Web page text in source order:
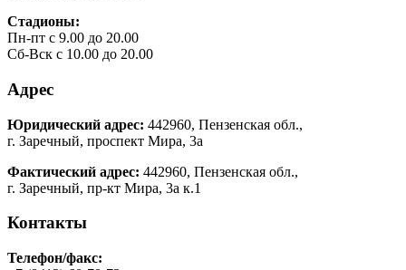
Стадионы:
Пн-пт с 9.00 до 20.00
Сб-Вск с 10.00 до 20.00
Адрес
Юридический адрес: 442960, Пензенская обл.,
г. Заречный, проспект Мира, 3а
Фактический адрес: 442960, Пензенская обл.,
г. Заречный, пр-кт Мира, 3а к.1
Контакты
Телефон/факс: